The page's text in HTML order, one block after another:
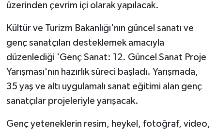
üzerinden çevrim içi olarak yapılacak.
Kültür ve Turizm Bakanlığı'nın güncel sanatı ve
genç sanatçıları desteklemek amacıyla
düzenlediği 'Genç Sanat: 12. Güncel Sanat Proje
Yarışması'nın hazırlık süreci başladı. Yarışmada,
35 yaş ve altı uygulamalı sanat eğitimi alan genç
sanatçılar projeleriyle yarışacak.
Genç yeteneklerin resim, heykel, fotoğraf, video,